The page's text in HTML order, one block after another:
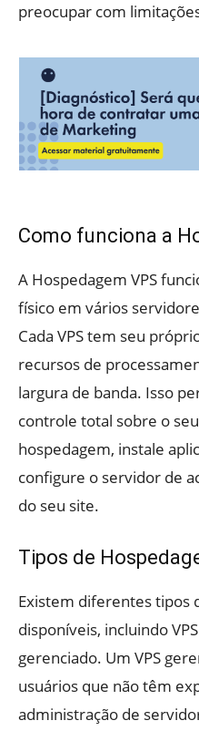
preocupar com
Como funciona a
A Hospedagem VPS
físico em vários
Cada VPS tem seu
recursos de
largura de banda. Isso
controle total sobre o
hospedagem, instale
configure o servidor de
do seu site.
Tipos de
Existem diferentes tipos
disponíveis, incluindo
gerenciado. Um VPS
usuários que não têm
administração de